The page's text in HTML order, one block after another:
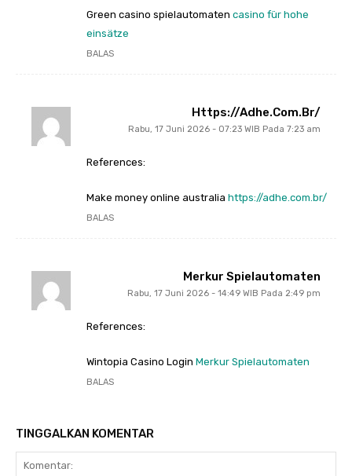
Green casino spielautomaten casino für hohe
einsätze
BALAS
Https://adhe.com.br/
Rabu, 17 Juni 2026 - 07:23 WIB Pada 7:23 am
References:
Make money online australia https://adhe.com.br/
BALAS
Merkur Spielautomaten
Rabu, 17 Juni 2026 - 14:49 WIB Pada 2:49 pm
References:
Wintopia Casino Login Merkur Spielautomaten
BALAS
TINGGALKAN KOMENTAR